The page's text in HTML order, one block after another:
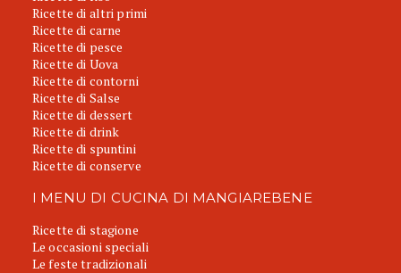
Ricette di altri primi
Ricette di carne
Ricette di pesce
Ricette di Uova
Ricette di contorni
Ricette di Salse
Ricette di dessert
Ricette di drink
Ricette di spuntini
Ricette di conserve
I MENU DI CUCINA DI MANGIAREBENE
Ricette di stagione
Le occasioni speciali
Le feste tradizionali